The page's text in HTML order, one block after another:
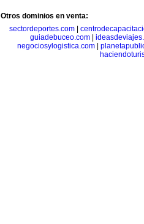
Otros dominios en venta:
sectordeportes.com|
guiadebuceo.com
negociosylogistica.com|